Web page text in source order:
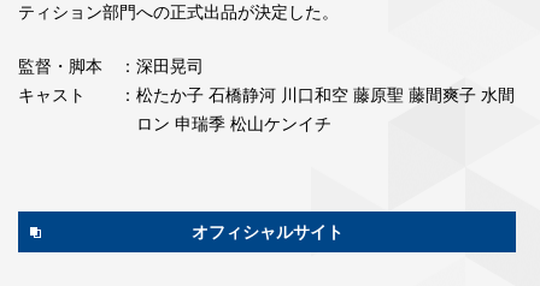
ティション部門への正式出品が決定した。
監督・脚本
：深田晃司
キャスト
：松たか子 石橋静河 川口和空 藤原聖 藤間爽子 水間
ロン 申瑞季 松山ケンイチ
オフィシャルサイト